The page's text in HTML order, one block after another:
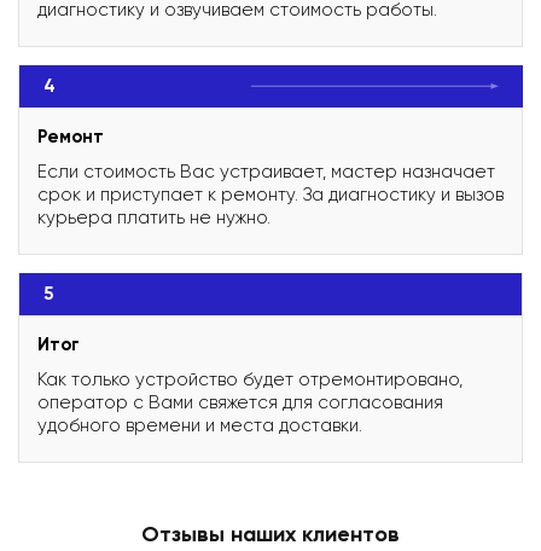
диагностику и озвучиваем стоимость работы.
4
Ремонт
Если стоимость Вас устраивает, мастер назначает
срок и приступает к ремонту. За диагностику и вызов
курьера платить не нужно.
5
Итог
Как только устройство будет отремонтировано,
оператор с Вами свяжется для согласования
удобного времени и места доставки.
Отзывы наших клиентов